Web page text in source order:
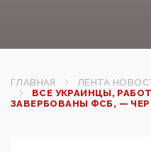
ГЛАВНАЯ
ЛЕНТА
ВСЕ УКРАИНЦЫ,
ЗАВЕРБОВАНЫ ФСБ, —